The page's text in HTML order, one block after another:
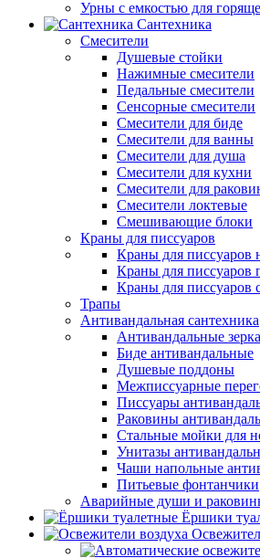
Урны с емкостью для
Сантехника
Смесители
Душевые стойки
Нажимные смесители
Педальные смесители
Сенсорные смесители
Смесители для биде
Смесители для ванны
Смесители для душа
Смесители для кухни
Смесители для
Смесители локтевые
Смешивающие блоки
Краны для писсуаров
Краны для
Краны для писсуаров
Краны для писсуаров
Трапы
Антивандальная сантехника
Антивандальные
Биде антивандальные
Душевые поддоны
Межписсуарные
Писсуары
Раковины
Стальные мойки для
Унитазы
Чаши напольные
Питьевые фонтанчики
Аварийные души и
Ёршики